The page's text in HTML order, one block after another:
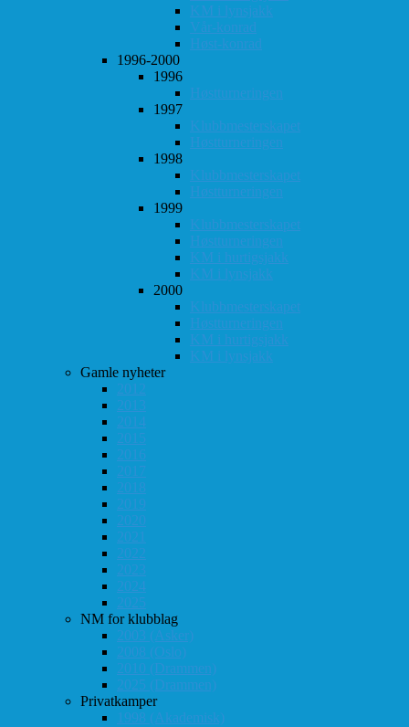
KM i lynsjakk
Vår-konrad
Høst-konrad
1996-2000
1996
Høstturneringen
1997
Klubbmesterskapet
Høstturneringen
1998
Klubbmesterskapet
Høstturneringen
1999
Klubbmesterskapet
Høstturneringen
KM i hurtigsjakk
KM i lynsjakk
2000
Klubbmesterskapet
Høstturneringen
KM i hurtigsjakk
KM i lynsjakk
Gamle nyheter
2012
2013
2014
2015
2016
2017
2018
2019
2020
2021
2022
2023
2024
2025
NM for klubblag
2003 (Asker)
2008 (Oslo)
2010 (Drammen)
2025 (Drammen)
Privatkamper
1998 (Akademisk)